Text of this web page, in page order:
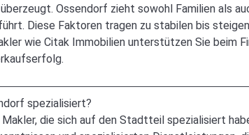
Ossendorf zieht sowohl Familien als
Diese Faktoren tragen zu stabilen bis
wie Citak Immobilien unterstützen Sie beim
spezialisiert?
die sich auf den Stadtteil spezialisiert